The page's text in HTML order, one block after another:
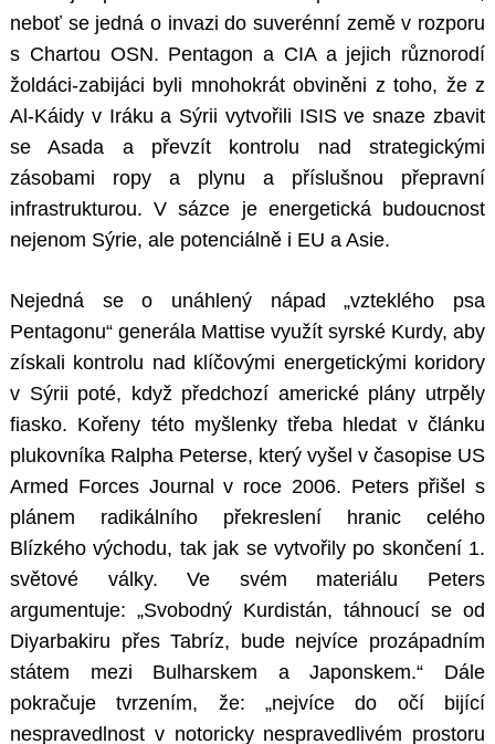
neboť se jedná o invazi do suverénní země v rozporu
s Chartou OSN. Pentagon a CIA a jejich různorodí
žoldáci-zabijáci byli mnohokrát obviněni z toho, že z
Al-Káidy v Iráku a Sýrii vytvořili ISIS ve snaze zbavit
se Asada a převzít kontrolu nad strategickými
zásobami ropy a plynu a příslušnou přepravní
infrastrukturou. V sázce je energetická budoucnost
nejenom Sýrie, ale potenciálně i EU a Asie.
Nejedná se o unáhlený nápad „vzteklého psa
Pentagonu“ generála Mattise využít syrské Kurdy, aby
získali kontrolu nad klíčovými energetickými koridory
v Sýrii poté, když předchozí americké plány utrpěly
fiasko. Kořeny této myšlenky třeba hledat v článku
plukovníka Ralpha Peterse, který vyšel v časopise US
Armed Forces Journal v roce 2006. Peters přišel s
plánem radikálního překreslení hranic celého
Blízkého východu, tak jak se vytvořily po skončení 1.
světové války. Ve svém materiálu Peters
argumentuje: „Svobodný Kurdistán, táhnoucí se od
Diyarbakiru přes Tabríz, bude nejvíce prozápadním
státem mezi Bulharskem a Japonskem.“ Dále
pokračuje tvrzením, že: „nejvíce do očí bijící
nespravedlnost v notoricky nespravedlivém prostoru